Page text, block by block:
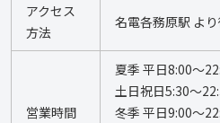
アクセス
方法
名電各務原駅 よ
営業時間
夏季 平日8:00～
土日祝日5:30～
冬季 平日9:00～